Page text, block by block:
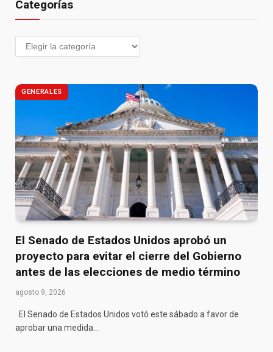
Categorías
GENERALES
El Senado de Estados Unidos aprobó un
proyecto para evitar el cierre del Gobierno
antes de las elecciones de medio término
agosto 9, 2026
El Senado de Estados Unidos votó este sábado a favor de
aprobar una medida…